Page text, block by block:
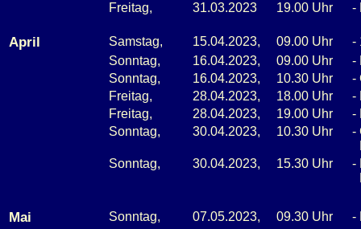
Freitag,
31.03.2023 19.00 Uhr -
April Samstag, 15.04.2023, 09.00 Uhr -
Sonntag,
16.04.2023, 09.00 Uhr -
Sonntag,
16.04.2023, 10.30 Uhr -
Freitag,
28.04.2023, 18.00 Uhr -
Freitag,
28.04.2023, 19.00 Uhr -
Sonntag,
30.04.2023, 10.30 Uhr -
Sonntag,
30.04.2023, 15.30 Uhr -
Mai Sonntag, 07.05.2023, 09.30 Uhr -